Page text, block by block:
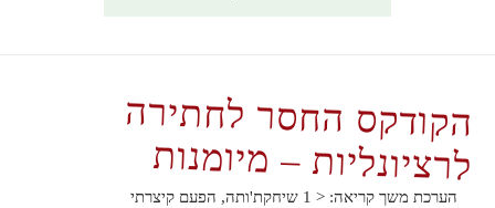
הקודקס החסר לחתירה
לרציונליות – מיומנות
הערכת משך קריאה: < 1 שיחקת'ותה, הפעם קיצרתי